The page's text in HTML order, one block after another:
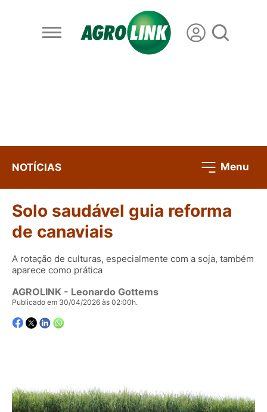
NOTÍCIAS Menu
Solo saudável guia reforma
de canaviais
A rotação de culturas, especialmente com a soja, também
aparece como prática
AGROLINK - Leonardo Gottems
Publicado em 30/04/2026 às 02:00h.